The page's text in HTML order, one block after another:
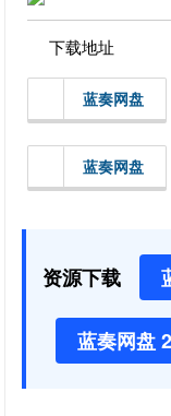
下载地址
蓝奏网盘
蓝奏网盘
资源下载
蓝奏网盘 2